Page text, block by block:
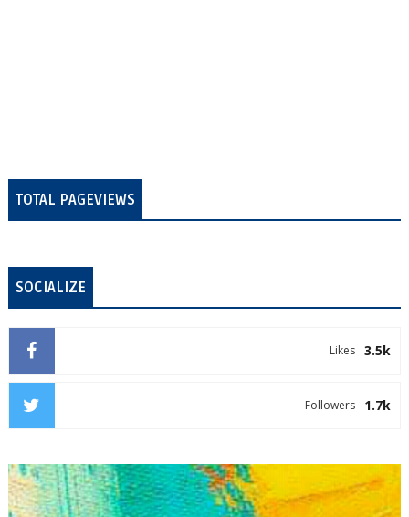
TOTAL PAGEVIEWS
SOCIALIZE
3.5k
Likes
1.7k
Followers